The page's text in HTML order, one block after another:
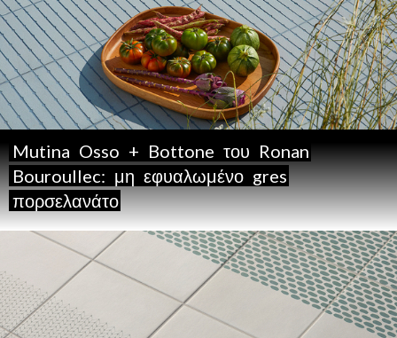
Mutina Osso + Bottone του Ronan
Bouroullec: μη εφυαλωμένο gres
πορσελανάτο